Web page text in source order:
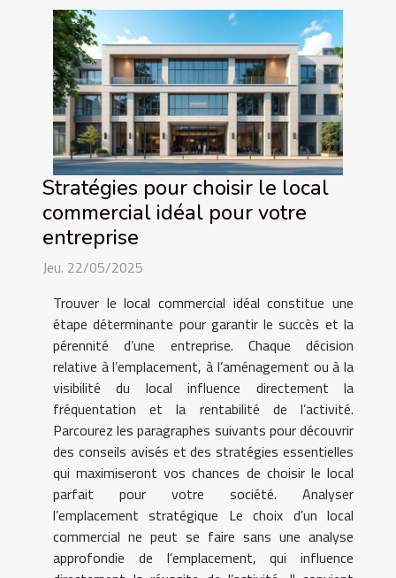
Stratégies pour choisir le local
commercial idéal pour votre
entreprise
Jeu. 22/05/2025
Trouver le local commercial idéal constitue une
étape déterminante pour garantir le succès et la
pérennité d’une entreprise. Chaque décision
relative à l’emplacement, à l’aménagement ou à la
visibilité du local influence directement la
fréquentation et la rentabilité de l’activité.
Parcourez les paragraphes suivants pour découvrir
des conseils avisés et des stratégies essentielles
qui maximiseront vos chances de choisir le local
parfait pour votre société. Analyser
l’emplacement stratégique Le choix d’un local
commercial ne peut se faire sans une analyse
approfondie de l’emplacement, qui influence